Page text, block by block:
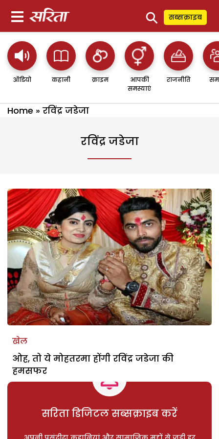
⚲ सब्सक्राइब
ऑडियो कहानी क्राइम
आपकी
समस्याएं
राजनीति
Home » रविंद्र जडेजा
रविंद्र जडेजा
खेल
ओह, तो ये मोहतरमा होंगी रविंद्र जडेजा की
हमसफर
सरिता डिजिटल सब्सक्राइब करें